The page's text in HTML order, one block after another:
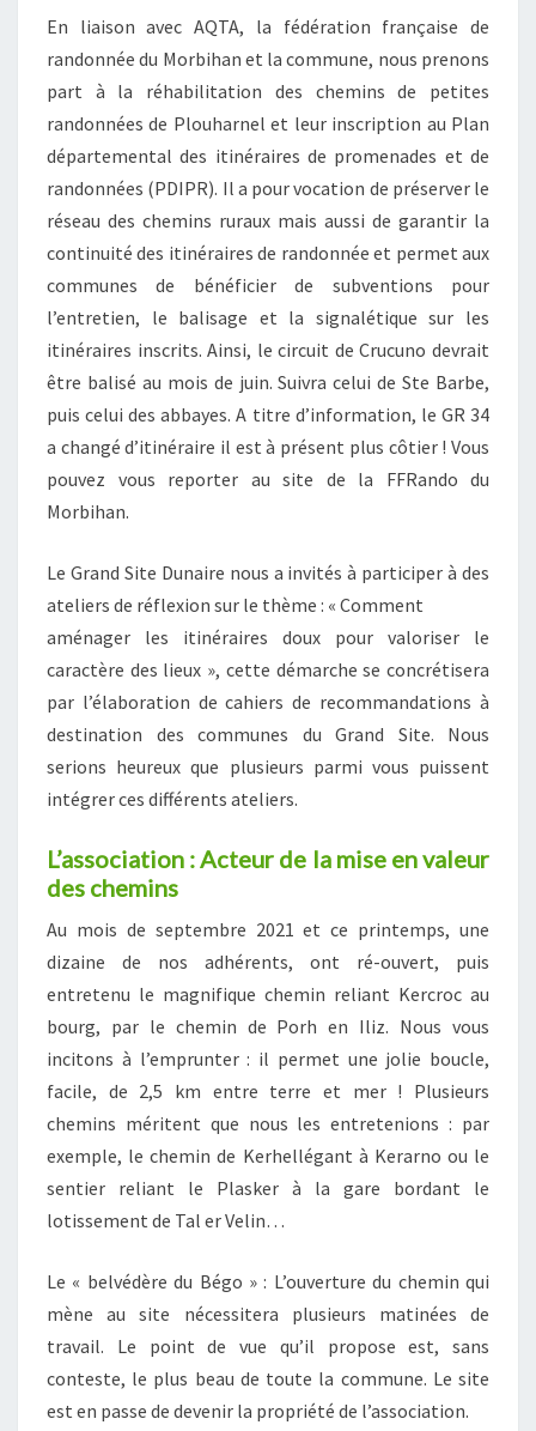
En liaison avec AQTA, la fédération française de
randonnée du Morbihan et la commune, nous prenons
part à la réhabilitation des chemins de petites
randonnées de Plouharnel et leur inscription au Plan
départemental des itinéraires de promenades et de
randonnées (PDIPR). Il a pour vocation de préserver le
réseau des chemins ruraux mais aussi de garantir la
continuité des itinéraires de randonnée et permet aux
communes de bénéficier de subventions pour
l’entretien, le balisage et la signalétique sur les
itinéraires inscrits. Ainsi, le circuit de Crucuno devrait
être balisé au mois de juin. Suivra celui de Ste Barbe,
puis celui des abbayes. A titre d’information, le GR 34
a changé d’itinéraire il est à présent plus côtier ! Vous
pouvez vous reporter au site de la FFRando du
Morbihan.
Le Grand Site Dunaire nous a invités à participer à des
ateliers de réflexion sur le thème : « Comment
aménager les itinéraires doux pour valoriser le
caractère des lieux », cette démarche se concrétisera
par l’élaboration de cahiers de recommandations à
destination des communes du Grand Site. Nous
serions heureux que plusieurs parmi vous puissent
intégrer ces différents ateliers.
L’association : Acteur de la mise en valeur
des chemins
Au mois de septembre 2021 et ce printemps, une
dizaine de nos adhérents, ont ré-ouvert, puis
entretenu le magnifique chemin reliant Kercroc au
bourg, par le chemin de Porh en Iliz. Nous vous
incitons à l’emprunter : il permet une jolie boucle,
facile, de 2,5 km entre terre et mer ! Plusieurs
chemins méritent que nous les entretenions : par
exemple, le chemin de Kerhellégant à Kerarno ou le
sentier reliant le Plasker à la gare bordant le
lotissement de Tal er Velin…
Le « belvédère du Bégo » : L’ouverture du chemin qui
mène au site nécessitera plusieurs matinées de
travail. Le point de vue qu’il propose est, sans
conteste, le plus beau de toute la commune. Le site
est en passe de devenir la propriété de l’association.